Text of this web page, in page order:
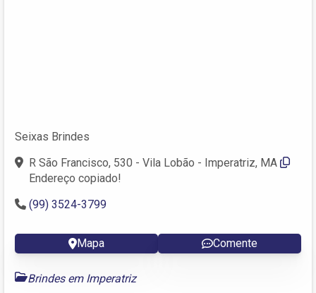
Seixas Brindes
R São Francisco, 530 - Vila Lobão - Imperatriz, MA
Endereço copiado!
(99) 3524-3799
Mapa Comente
Brindes em Imperatriz